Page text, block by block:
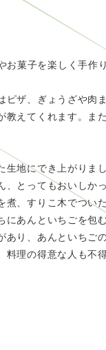
菓子を楽しく手作り
ザ、ぎょうざや
えてくれます。
地にでき上がり
とってもおいし
、すりこ木でつ
あんといちごを
り、あんといち
理の得意な人も